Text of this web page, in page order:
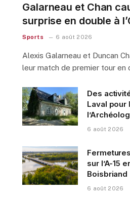
Galarneau et Chan
surprise en double à
Sports 6 août 2026
Alexis Galarneau et Duncan
leur match de premier tour en
Des
Laval pour
6 août 2026
sur l’A-15
Boisbriand
6 août 2026